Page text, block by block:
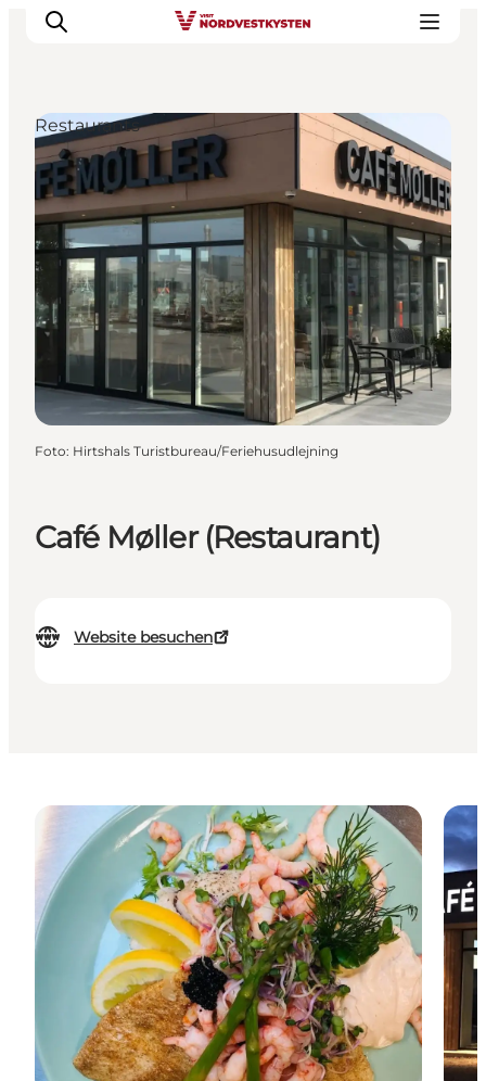
Urlaubsorte
Inspiration
Events
Unterkunft
Mach deine Urlaubsplanung
Café Møller (Restaurant)
Website besuchen
Restaurants
Foto: Hirtshals Turistbureau/Feriehusudlejning